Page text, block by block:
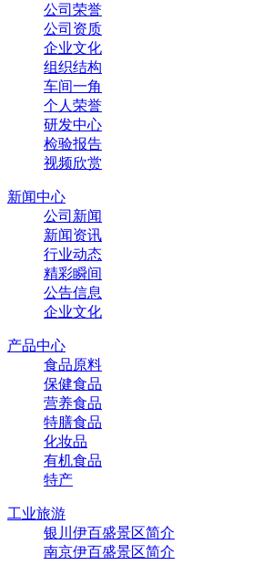
公司荣誉
公司资质
企业文化
组织结构
车间一角
个人荣誉
研发中心
检验报告
视频欣赏
新闻中心
公司新闻
新闻资讯
行业动态
精彩瞬间
公告信息
企业文化
产品中心
食品原料
保健食品
营养食品
特膳食品
化妆品
有机食品
特产
工业旅游
银川伊百盛景区简介
南京伊百盛景区简介